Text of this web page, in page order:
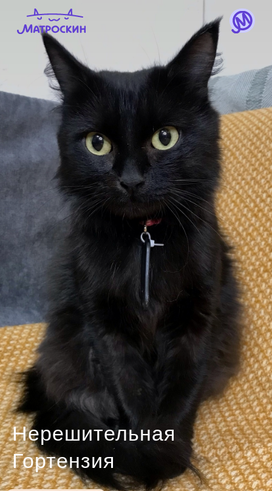
Нерешительная
Гортензия